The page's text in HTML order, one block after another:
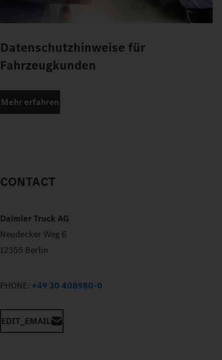
Datenschutzhinweise für
Fahrzeugkunden
Mehr erfahren
CONTACT
Daimler Truck AG
Neudecker Weg 6
12355 Berlin
PHONE: +49 30 408980-0
EDIT_EMAIL